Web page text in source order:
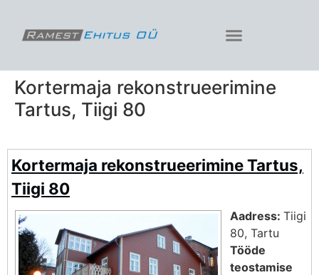
Kortermaja rekonstrueerimine
Tartus, Tiigi 80
Kortermaja rekonstrueerimine Tartus,
Tiigi 80
Aadress: Tiigi
80, Tartu
Tööde
teostamise